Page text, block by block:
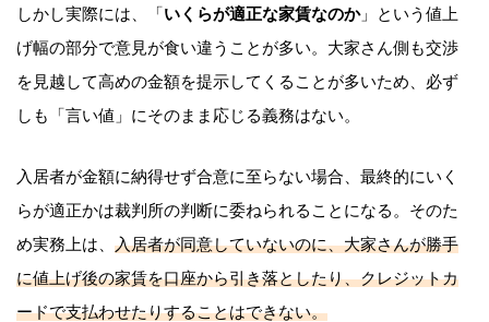
しかし実際には、「いくらが適正な家賃なのか」という値上
げ幅の部分で意見が食い違うことが多い。大家さん側も交渉
を見越して高めの金額を提示してくることが多いため、必ず
しも「言い値」にそのまま応じる義務はない。
入居者が金額に納得せず合意に至らない場合、最終的にいく
らが適正かは裁判所の判断に委ねられることになる。そのた
め実務上は、 入居者が同意していないのに、大家さんが勝手
に値上げ後の家賃を口座から引き落としたり、クレジットカ
ードで支払わせたりすることはできない。